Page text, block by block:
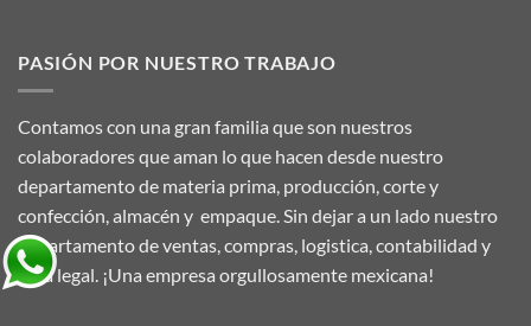
PASIÓN POR NUESTRO TRABAJO
Contamos con una gran familia que son nuestros
colaboradores que aman lo que hacen desde nuestro
departamento de materia prima, producción, corte y
confección, almacén y empaque. Sin dejar a un lado nuestro
departamento de ventas, compras, logistica, contabilidad y
area legal. ¡Una empresa orgullosamente mexicana!